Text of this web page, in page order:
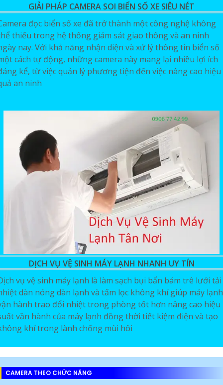
GIẢI PHÁP CAMERA SOI BIỂN SỐ XE SIÊU NÉT
đọc biển số xe đã trở thành một công nghệ không
thiếu trong hệ thống giám sát giao thông và an ninh
nay. Với khả năng nhận diện và xử lý thông tin biển số
cách tự động, những camera này mang lại nhiều lợi ích
kể, từ việc quản lý phương tiện đến việc nâng cao hiệu
an ninh
DỊCH VỤ VỆ SINH MÁY LẠNH NHANH UY TÍN
vụ vệ sinh máy lạnh là làm sạch bụi bẩn bám trê lưới tải
dàn nóng dàn lạnh và tấm lọc không khí giúp máy lạnh
hành trao đổi nhiệt trong phòng tốt hơn nâng cao hiệu
vần hành của máy lạnh đồng thời tiết kiệm điện và tạo
khí trong lành chống mùi hôi
CAMERA THEO CHỨC NĂNG